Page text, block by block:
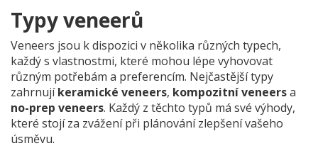
Typy veneerů
Veneers jsou k dispozici v několika různých typech,
každý s vlastnostmi, které mohou lépe vyhovovat
různým potřebám a preferencím. Nejčastější typy
zahrnujíkeramické veneers, kompozitní veneersa
no-prep veneers. Každý z těchto typů má své výhody,
které stojí za zvážení při plánování zlepšení vašeho
úsměvu.